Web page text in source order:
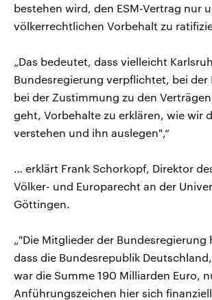
bestehen wird, den ESM-Vertrag nur
völkerrechtlichen Vorbehalt zu
„Das bedeutet, dass vielleicht
Bundesregierung verpflichtet, bei der
bei der Zustimmung zu den
geht, Vorbehalte zu erklären, wie wir
verstehen und ihn auslegen",“
… erklärt Frank Schorkopf, Direktor
Völker- und Europarecht an der
Göttingen.
„"Die Mitglieder der Bundesregierung
dass die Bundesrepublik
war die Summe 190 Milliarden Euro,
Anführungszeichen hier sich